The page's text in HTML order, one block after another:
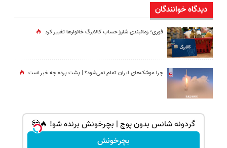
دیدگاه خوانندگان
فوری؛ زمانبندی‌ شارژ حساب کالابرگ خانوارها تغییر کرد
چرا موشک‌های ایران تمام نمی‌شود؟ | پشت پرده چه خبر است
گردونه شانس بدون پوچ | بچرخونش برنده شو! 🔥😍
بچرخونش